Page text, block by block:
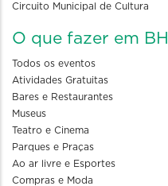
Circuito Municipal de Cultura
O que fazer em BH
Todos os eventos
Atividades Gratuitas
Bares e Restaurantes
Museus
Teatro e Cinema
Parques e Praças
Ao ar livre e Esportes
Compras e Moda